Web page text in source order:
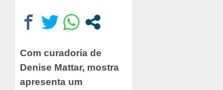
Com curadoria de
Denise Mattar, mostra
apresenta um